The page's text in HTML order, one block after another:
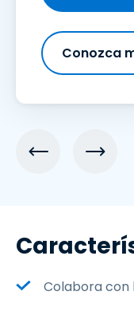
Conozca
Colabora con